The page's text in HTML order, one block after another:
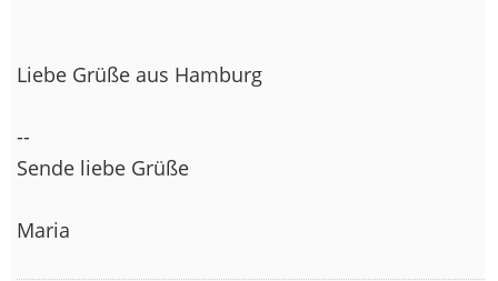
Liebe Grüße aus Hamburg
--
Sende liebe Grüße
Maria